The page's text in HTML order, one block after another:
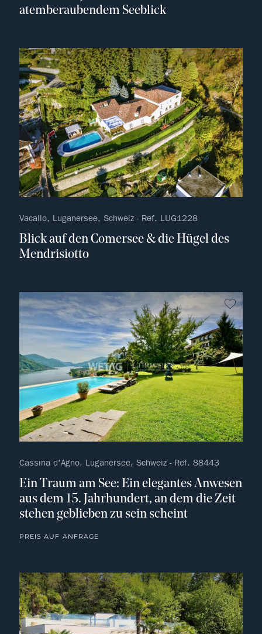
atemberaubendem Seeblick
kein
Vacallo, Luganersee, Schweiz - Ref. LUG1228
Blick auf den Comersee & die Hügel des
Mendrisiotto
kein
Cassina d'Agno, Luganersee, Schweiz - Ref. 88443
Ein Traum am See: Ein elegantes Anwesen
aus dem 15. Jahrhundert, an dem die Zeit
stehen geblieben zu sein scheint
PREIS AUF ANFRAGE
kein